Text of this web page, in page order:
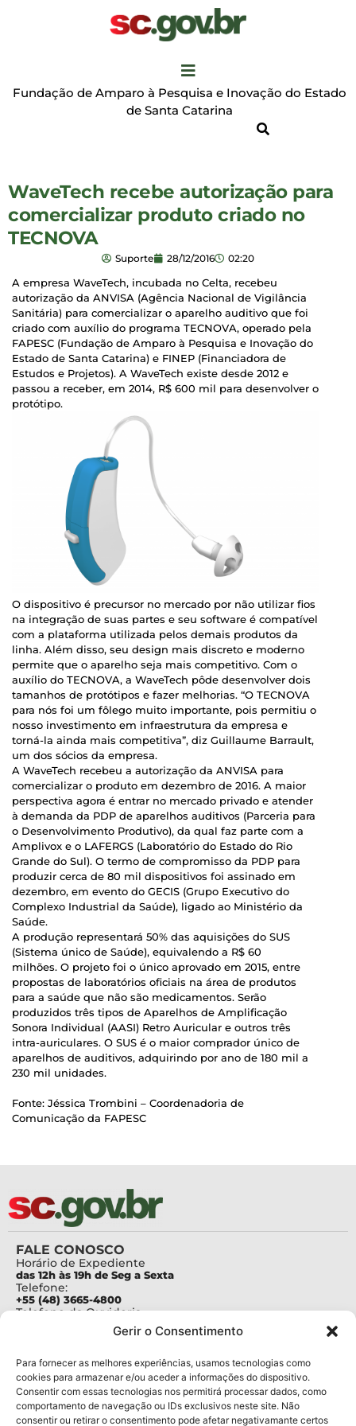
Gerir o Consentimento
Para fornecer as melhores experiências, usamos tecnologias como
cookies para armazenar e/ou aceder a informações do dispositivo.
Consentir com essas tecnologias nos permitirá processar dados, como
comportamento de navegação ou IDs exclusivos neste site. Não
consentir ou retirar o consentimento pode afetar negativamante certos
Fundação de Amparo à Pesquisa e Inovação do Estado
de Santa Catarina
WaveTech recebe autorização para
comercializar produto criado no
TECNOVA
Suporte 28/12/2016 02:20
A empresa WaveTech, incubada no Celta, recebeu
autorização da ANVISA (Agência Nacional de Vigilância
Sanitária) para comercializar o aparelho auditivo que foi
criado com auxílio do programa TECNOVA, operado pela
FAPESC (Fundação de Amparo à Pesquisa e Inovação do
Estado de Santa Catarina) e FINEP (Financiadora de
Estudos e Projetos). A WaveTech existe desde 2012 e
passou a receber, em 2014, R$ 600 mil para desenvolver o
protótipo.
O dispositivo é precursor no mercado por não utilizar fios
na integração de suas partes e seu software é compatível
com a plataforma utilizada pelos demais produtos da
linha. Além disso, seu design mais discreto e moderno
permite que o aparelho seja mais competitivo. Com o
auxílio do TECNOVA, a WaveTech pôde desenvolver dois
tamanhos de protótipos e fazer melhorias. “O TECNOVA
para nós foi um fôlego muito importante, pois permitiu o
nosso investimento em infraestrutura da empresa e
torná-la ainda mais competitiva”, diz Guillaume Barrault,
um dos sócios da empresa.
A WaveTech recebeu a autorização da ANVISA para
comercializar o produto em dezembro de 2016. A maior
perspectiva agora é entrar no mercado privado e atender
à demanda da PDP de aparelhos auditivos (Parceria para
o Desenvolvimento Produtivo), da qual faz parte com a
Amplivox e o LAFERGS (Laboratório do Estado do Rio
Grande do Sul). O termo de compromisso da PDP para
produzir cerca de 80 mil dispositivos foi assinado em
dezembro, em evento do GECIS (Grupo Executivo do
Complexo Industrial da Saúde), ligado ao Ministério da
Saúde.
A produção representará 50% das aquisições do SUS
(Sistema único de Saúde), equivalendo a R$ 60
milhões. O projeto foi o único aprovado em 2015, entre
propostas de laboratórios oficiais na área de produtos
para a saúde que não são medicamentos. Serão
produzidos três tipos de Aparelhos de Amplificação
Sonora Individual (AASI) Retro Auricular e outros três
intra-auriculares. O SUS é o maior comprador único de
aparelhos de auditivos, adquirindo por ano de 180 mil a
230 mil unidades.
Fonte: Jéssica Trombini – Coordenadoria de
Comunicação da FAPESC
FALE CONOSCO
Horário de Expediente
das 12h às 19h de Seg a Sexta
Telefone:
+55 (48) 3665-4800
Telefone da Ouvidoria
Para assuntos relacionados à Pesquisa
pesquisa@fapesc.sc.gov.br
Para assuntos relacionados à Inovação
inovacao@fapesc.sc.gov.br
Para assuntos relacionados à Bolsas
bolsas@fapesc.sc.gov.br